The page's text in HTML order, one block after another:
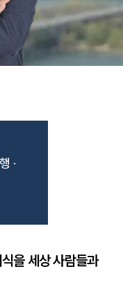
·
을 세상 사람들과